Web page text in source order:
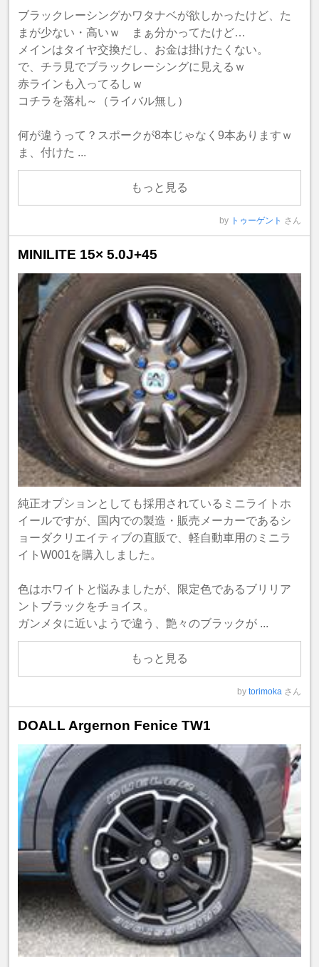
ブラックレーシングかワタナベが欲しかったけど、た
まが少ない・高いｗ まぁ分かってたけど…
メインはタイヤ交換だし、お金は掛けたくない。
で、チラ見でブラックレーシングに見えるｗ
赤ラインも入ってるしｗ
コチラを落札～（ライバル無し）
何が違うって？スポークが8本じゃなく9本ありますｗ
ま、付けた ...
もっと見る
by トゥーゲント さん
MINILITE 15× 5.0J+45
純正オプションとしても採用されているミニライトホ
イールですが、国内での製造・販売メーカーであるシ
ョーダクリエイティブの直販で、軽自動車用のミニラ
イトW001を購入しました。
色はホワイトと悩みましたが、限定色であるブリリア
ントブラックをチョイス。
ガンメタに近いようで違う、艶々のブラックが ...
もっと見る
by torimoka さん
DOALL Argernon Fenice TW1